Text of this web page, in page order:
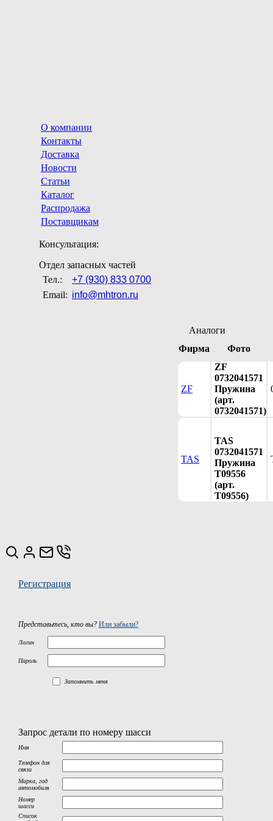
О компании
Контакты
Доставка
Новости
Статьи
Каталог
Распродажа
Поставщикам
Консультация:
Отдел запасных частей
Тел.:
+7 (930) 833 0700
Email: info@mhtron.ru
Аналоги
Фирма
Фото
ZF
ZF
0732041571
Пружина
(арт.
0732041571)
TAS
TAS
0732041571
Пружина
T09556
(арт.
T09556)
Регистрация
Представьтесь, кто вы? Или забыли?
Логин
Пароль
Запомнить меня
Запрос детали по номеру шасси
Имя
Телефон для
связи
Марка, год
автомобиля
Номер
шасси
Список